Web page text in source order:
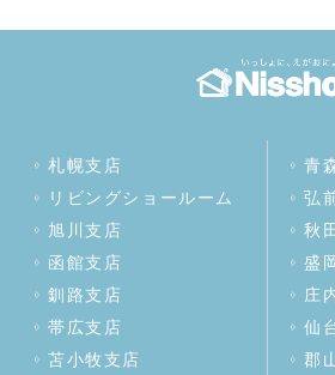
札幌支店
リビングショールーム
旭川支店
函館支店
釧路支店
帯広支店
苫小牧支店
青
弘
秋
盛
庄
仙
郡